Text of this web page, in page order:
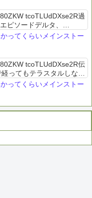
tcoTLUdDXse2R過
ピソードデルタ、
...
ってくらいメインストー
tcoTLUdDXse2R伝
ってもテラスタルしない
」...
ってくらいメインストー